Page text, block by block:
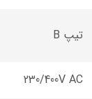
تیپ B
230/400V AC